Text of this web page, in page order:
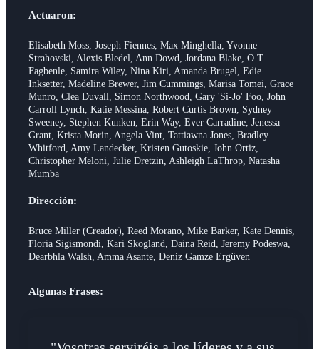
Actuaron:
Elisabeth Moss, Joseph Fiennes, Max Minghella, Yvonne
Strahovski, Alexis Bledel, Ann Dowd, Jordana Blake, O.T.
Fagbenle, Samira Wiley, Nina Kiri, Amanda Brugel, Edie
Inksetter, Madeline Brewer, Jim Cummings, Marisa Tomei, Grace
Munro, Clea Duvall, Simon Northwood, Gary 'Si-Jo' Foo, John
Carroll Lynch, Katie Messina, Robert Curtis Brown, Sydney
Sweeney, Stephen Kunken, Erin Way, Ever Carradine, Jenessa
Grant, Krista Morin, Angela Vint, Tattiawna Jones, Bradley
Whitford, Amy Landecker, Kristen Gutoskie, John Ortiz,
Christopher Meloni, Julie Dretzin, Ashleigh LaThrop, Natasha
Mumba
Dirección:
Bruce Miller (Creador), Reed Morano, Mike Barker, Kate Dennis,
Floria Sigismondi, Kari Skogland, Daina Reid, Jeremy Podeswa,
Dearbhla Walsh, Amma Asante, Deniz Gamze Ergüven
Algunas Frases: